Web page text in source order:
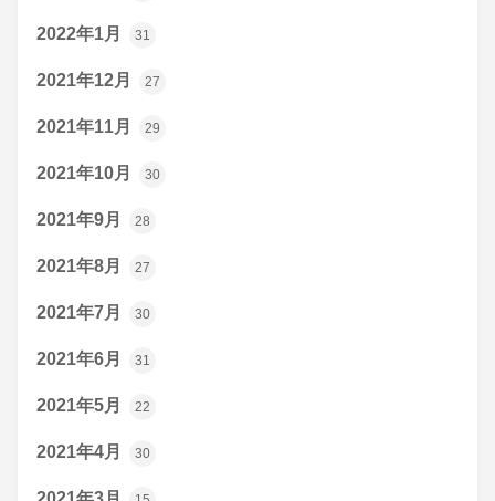
2022年1月 31
2021年12月 27
2021年11月 29
2021年10月 30
2021年9月 28
2021年8月 27
2021年7月 30
2021年6月 31
2021年5月 22
2021年4月 30